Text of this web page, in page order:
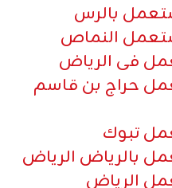
بالرس
النماص
فى الرياض
حراج بن قاسم
تبوك
بالرياض الرياض
الرياض